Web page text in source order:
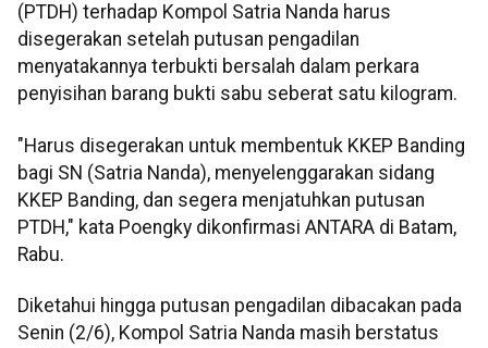
(PTDH) terhadap Kompol Satria Nanda harus
disegerakan setelah putusan pengadilan
menyatakannya terbukti bersalah dalam perkara
penyisihan barang bukti sabu seberat satu kilogram.
"Harus disegerakan untuk membentuk KKEP Banding
bagi SN (Satria Nanda), menyelenggarakan sidang
KKEP Banding, dan segera menjatuhkan putusan
PTDH," kata Poengky dikonfirmasi ANTARA di Batam,
Rabu.
Diketahui hingga putusan pengadilan dibacakan pada
Senin (2/6), Kompol Satria Nanda masih berstatus